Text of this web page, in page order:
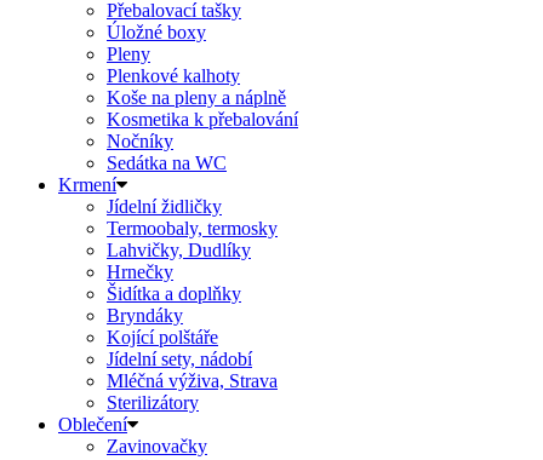
Přebalovací tašky
Úložné boxy
Pleny
Plenkové kalhoty
Koše na pleny a náplně
Kosmetika k přebalování
Nočníky
Sedátka na WC
Krmení
Jídelní židličky
Termoobaly, termosky
Lahvičky, Dudlíky
Hrnečky
Šidítka a doplňky
Bryndáky
Kojící polštáře
Jídelní sety, nádobí
Mléčná výživa, Strava
Sterilizátory
Oblečení
Zavinovačky